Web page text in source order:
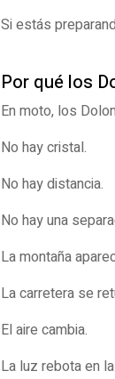
Si estás
Por qué los
En moto, los
No hay cristal.
No hay distancia.
No hay una
La montaña
La carretera se
El aire cambia.
La luz rebota en